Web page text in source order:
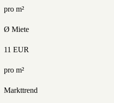
pro m²
Ø Miete
11 EUR
pro m²
Markttrend